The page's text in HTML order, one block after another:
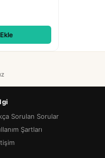
Sorulan Sorular
Şartları